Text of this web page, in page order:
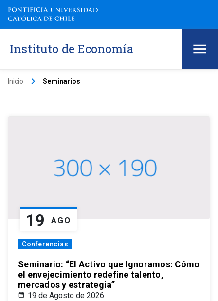
Instituto de Economía
Inicio keyboard_arrow_right Seminarios
19 AGO
Conferencias
Seminario: “El Activo que Ignoramos: Cómo
el envejecimiento redefine talento,
mercados y estrategia”
19 de Agosto de 2026